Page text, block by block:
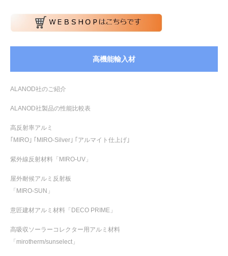
高機能輸入材
ALANOD社のご紹介
ALANOD社製品の性能比較表
高反射率アルミ
｢MIRO｣ ｢MIRO-Silver｣ ｢アルマイト仕上げ｣
紫外線反射材料「MIRO-UV」
屋外耐候アルミ反射板
「MIRO-SUN」
意匠建材アルミ材料「DECO PRIME」
高吸収ソーラーコレクター用アルミ材料
「mirotherm/sunselect」